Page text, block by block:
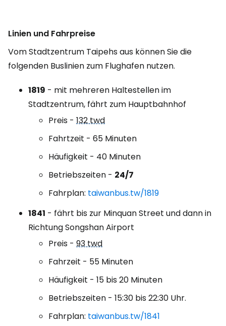
Linien und Fahrpreise
Vom Stadtzentrum Taipehs aus können Sie die
folgenden Buslinien zum Flughafen nutzen.
1819 - mit mehreren Haltestellen im
Stadtzentrum, fährt zum Hauptbahnhof
Preis - 132 twd
Fahrtzeit - 65 Minuten
Häufigkeit - 40 Minuten
Betriebszeiten - 24/7
Fahrplan: taiwanbus.tw/1819
1841 - fährt bis zur Minquan Street und dann in
Richtung Songshan Airport
Preis - 93 twd
Fahrzeit - 55 Minuten
Häufigkeit - 15 bis 20 Minuten
Betriebszeiten - 15:30 bis 22:30 Uhr.
Fahrplan: taiwanbus.tw/1841